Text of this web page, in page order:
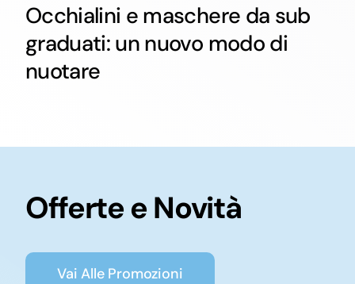
Occhialini e maschere da sub
graduati: un nuovo modo di
nuotare
Offerte e Novità
Vai Alle Promozioni